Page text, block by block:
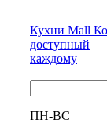
Кухни Mall
доступный
каждому
ПН-ВС